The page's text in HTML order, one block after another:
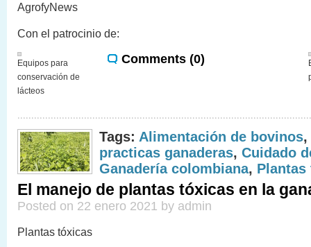
AgrofyNews
Con el patrocinio de:
Equipos para
conservación de
lácteos
Comments (0)
Tags: Alimentación de bovinos,
practicas ganaderas, Cuidado
Ganadería colombiana,
El manejo de plantas tóxicas en la
Posted on 22 enero 2021 by admin
Plantas tóxicas